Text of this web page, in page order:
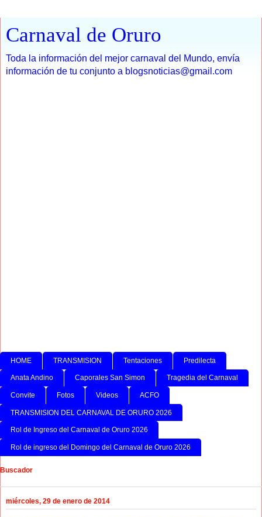
Carnaval de Oruro
Toda la información del mejor carnaval del Mundo, envía
información de tu conjunto a blogsnoticias@gmail.com
HOME TRANSMISION Tentaciones Predilecta
Anata Andino Caporales San Simon Tragedia del Carnaval
Convite Fotos Videos ACFO
TRANSMISION DEL CARNAVAL DE ORURO 2026
Rol de Ingreso del Carnaval de Oruro 2026
Rol de ingreso del Domingo del Carnaval de Oruro 2026
Buscador
miércoles, 29 de enero de 2014